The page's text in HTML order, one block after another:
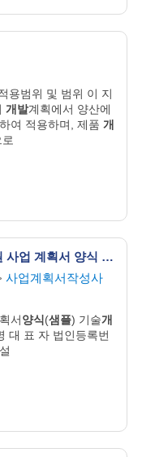
용범위 및 범위 이 지
개발계획에서 양산에
여 적용하며, 제품 개
신기술 개발 중점 육성 지원 사업 계획서 양식 (샘플)
사업계획서작성사
서양식(샘플) 기술개
대 표 자 법인등록번